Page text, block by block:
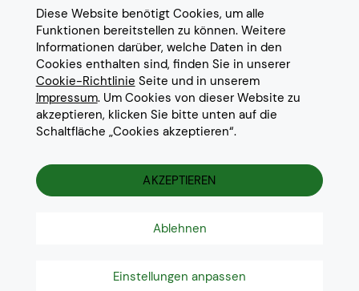
Datenschutz
Impressum
Cookie Einstellungen
Lieferungen in weitere Länder
gerne aufAnfrage
Die aufgeführten Markennamen und Warenzeichen dienen
ausschliesslich zur Beschreibung unserer Produkte und sind
Warenzeichen der jeweiligen Eigentümer.
Diese Website benötigt Cookies, um alle
Funktionen bereitstellen zu können. Weitere
Informationen darüber, welche Daten in den
Cookies enthalten sind, finden Sie in unserer
Cookie-Richtlinie Seite und in unserem
Impressum. Um Cookies von dieser Website zu
akzeptieren, klicken Sie bitte unten auf die
Schaltfläche „Cookies akzeptieren“.
AKZEPTIEREN
Ablehnen
Einstellungen anpassen